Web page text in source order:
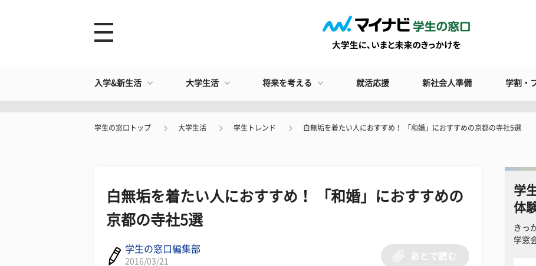
入学&新生活 大学生活 将来を考える 就活応援 新社会人準備 学割・
学生の窓口トップ 大学生活 学生トレンド 白無垢を着たい人におすすめ！ 「和婚」におすすめの京都の寺社5選
白無垢を着たい人におすすめ！ 「和婚」におすすめの
京都の寺社5選
学生の窓口編集部
2016/03/21
あとで読む
学
体
きっ
学窓